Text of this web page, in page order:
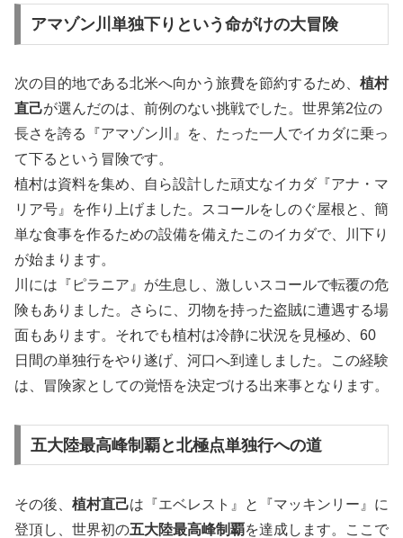
アマゾン川単独下りという命がけの大冒険
次の目的地である北米へ向かう旅費を節約するため、 植村
直己が選んだのは、前例のない挑戦でした。世界第2位の
長さを誇る『アマゾン川』を、たった一人でイカダに乗っ
て下るという冒険です。
植村は資料を集め、自ら設計した頑丈なイカダ『アナ・マ
リア号』を作り上げました。スコールをしのぐ屋根と、簡
単な食事を作るための設備を備えたこのイカダで、川下り
が始まります。
川には『ピラニア』が生息し、激しいスコールで転覆の危
険もありました。さらに、刃物を持った盗賊に遭遇する場
面もあります。それでも植村は冷静に状況を見極め、60
日間の単独行をやり遂げ、河口へ到達しました。この経験
は、冒険家としての覚悟を決定づける出来事となります。
五大陸最高峰制覇と北極点単独行への道
その後、 植村直己は『エベレスト』と『マッキンリー』に
登頂し、世界初の五大陸最高峰制覇を達成します。ここで